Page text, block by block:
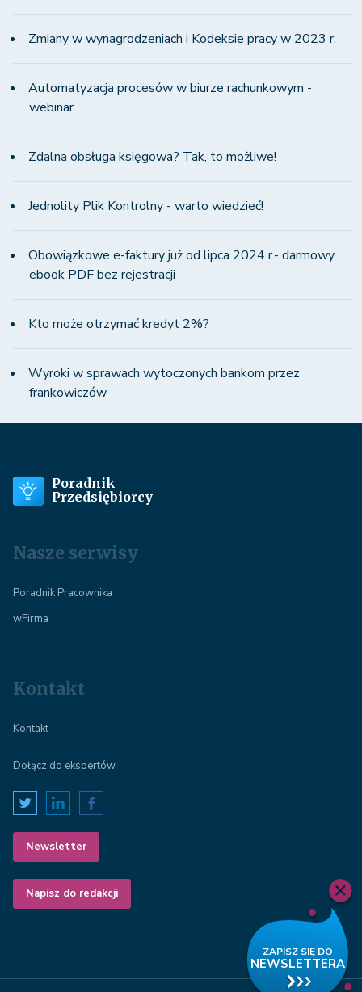
Zmiany w wynagrodzeniach i Kodeksie pracy w 2023 r.
Automatyzacja procesów w biurze rachunkowym -
webinar
Zdalna obsługa księgowa? Tak, to możliwe!
Jednolity Plik Kontrolny - warto wiedzieć!
Obowiązkowe e-faktury już od lipca 2024 r.- darmowy
ebook PDF bez rejestracji
Kto może otrzymać kredyt 2%?
Wyroki w sprawach wytoczonych bankom przez
frankowiczów
Poradnik
Przedsiębiorcy
Nasze serwisy
Poradnik Pracownika
wFirma
Kontakt
Kontakt
Dołącz do ekspertów
Newsletter
Napisz do redakcji